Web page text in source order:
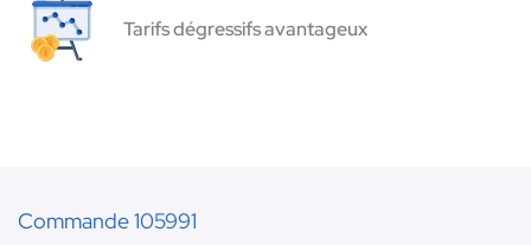
Tarifs dégressifs avantageux
Commande 105991